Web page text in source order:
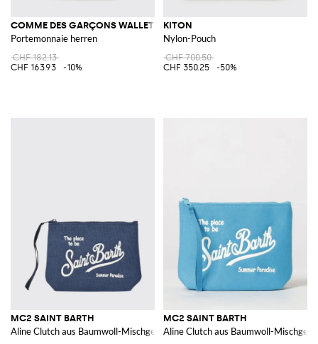
COMME DES GARÇONS WALLET
Portemonnaie herren
CHF 182.13
CHF 163.93
-10%
KITON
Nylon-Pouch
CHF 700.50
CHF 350.25
-50%
MC2 SAINT BARTH
Aline Clutch aus Baumwoll-Mischgewebe
MC2 SAINT BARTH
Aline Clutch aus Baumwoll-